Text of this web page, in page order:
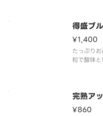
得盛ブ
¥1,400
たっぷり
粒で酸味
完熟ア
¥860